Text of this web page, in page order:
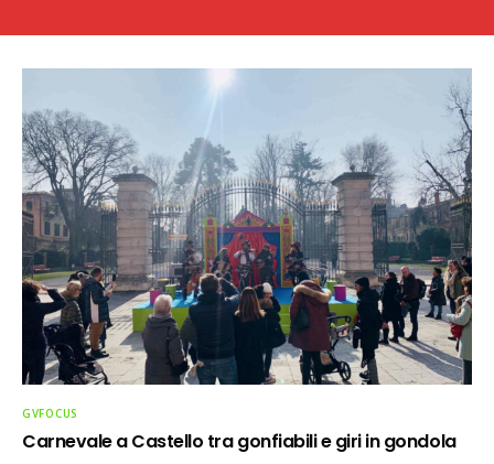
GVFOCUS
Carnevale a Castello tra gonfiabili e giri in gondola